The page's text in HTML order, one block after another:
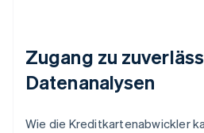
Zugang zu
Datenanalysen
Wie die Kreditkartenabwickler